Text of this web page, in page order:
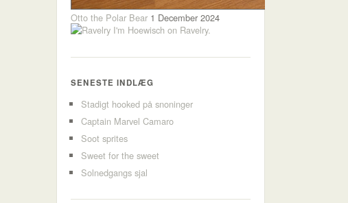
Otto the Polar Bear 1 December 2024
I'm Hoewisch on Ravelry.
SENESTE INDLÆG
Stadigt hooked på snoninger
Captain Marvel Camaro
Soot sprites
Sweet for the sweet
Solnedgangs sjal